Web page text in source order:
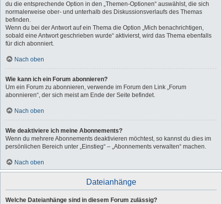
du die entsprechende Option in den „Themen-Optionen“ auswählst, die sich
normalerweise ober- und unterhalb des Diskussionsverlaufs des Themas
befinden.
Wenn du bei der Antwort auf ein Thema die Option „Mich benachrichtigen,
sobald eine Antwort geschrieben wurde“ aktivierst, wird das Thema ebenfalls
für dich abonniert.
Nach oben
Wie kann ich ein Forum abonnieren?
Um ein Forum zu abonnieren, verwende im Forum den Link „Forum
abonnieren“, der sich meist am Ende der Seite befindet.
Nach oben
Wie deaktiviere ich meine Abonnements?
Wenn du mehrere Abonnements deaktivieren möchtest, so kannst du dies im
persönlichen Bereich unter „Einstieg“ – „Abonnements verwalten“ machen.
Nach oben
Dateianhänge
Welche Dateianhänge sind in diesem Forum zulässig?